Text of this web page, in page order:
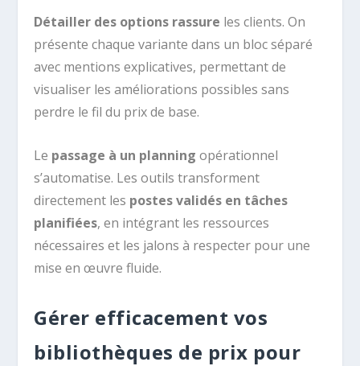
Détailler des options rassure les clients. On
présente chaque variante dans un bloc séparé
avec mentions explicatives, permettant de
visualiser les améliorations possibles sans
perdre le fil du prix de base.
Le passage à un planning opérationnel
s’automatise. Les outils transforment
directement les postes validés en tâches
planifiées, en intégrant les ressources
nécessaires et les jalons à respecter pour une
mise en œuvre fluide.
Gérer efficacement vos
bibliothèques de prix pour